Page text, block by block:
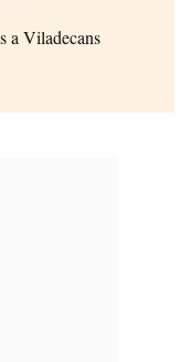
a Viladecans